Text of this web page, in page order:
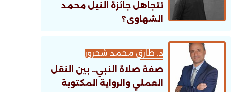
تتجاهل جائزة النيل محمد
الشهاوى؟
د. طارق محمد شحرور
صفة صلاة النبي.. بين النقل
العملي والرواية المكتوبة